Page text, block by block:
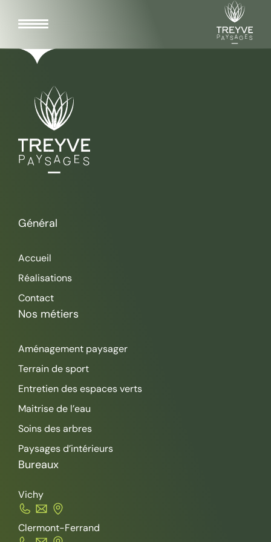
Général
Accueil
Réalisations
Contact
Nos métiers
Aménagement paysager
Terrain de sport
Entretien des espaces verts
Maitrise de l’eau
Soins des arbres
Paysages d’intérieurs
Bureaux
Vichy
Clermont-Ferrand